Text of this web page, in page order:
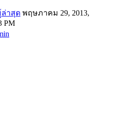
พฤษภาคม 29, 2013,
PM